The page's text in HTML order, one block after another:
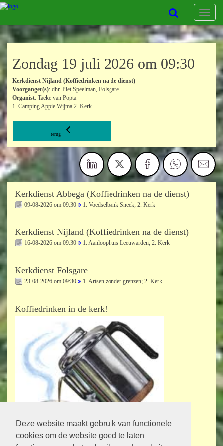
Deze website maakt gebruik van functionele
cookies om de website goed te laten
Toggle
Zondag 19 juli 2026 om 09:30
Kerkdienst Nijland (Koffiedrinken na de dienst)
Voorganger(s): dhr. Piet Speelman, Folsgare
Organist: Taeke van Popta
1. Camping Appie Wijma 2. Kerk
terug
Kerkdienst Abbega (Koffiedrinken na de dienst)
09-08-2026 om 09:30 1. Voedselbank Sneek; 2. Kerk
Kerkdienst Nijland (Koffiedrinken na de dienst)
16-08-2026 om 09:30 1. Aanloophuis Leeuwarden; 2. Kerk
Kerkdienst Folsgare
23-08-2026 om 09:30 1. Artsen zonder grenzen; 2. Kerk
Koffiedrinken in de kerk!